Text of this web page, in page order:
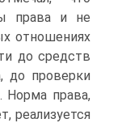
права и не
отношениях
до средств
до проверки
Норма права,
реализуется